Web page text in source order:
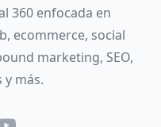
360 enfocada en
ecommerce, social
marketing, SEO,
y más.